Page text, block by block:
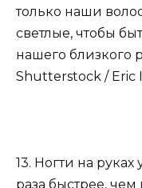
только наши
светлые, чтобы
нашего близкого
Shutterstock / Eric
13. Ногти на руках
раза быстрее, чем